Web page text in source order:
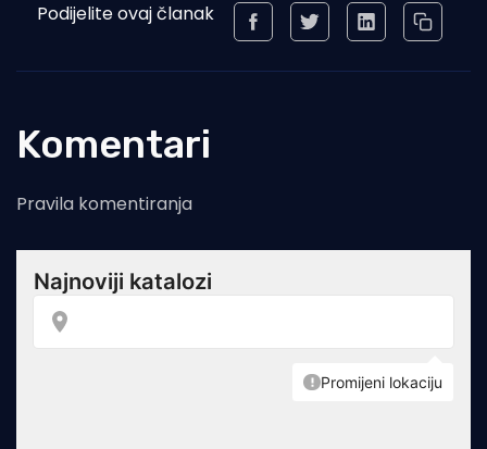
Podijelite ovaj članak
Komentari
Pravila komentiranja